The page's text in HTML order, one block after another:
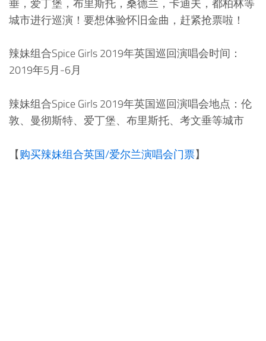
城市进行巡演！要想体验怀旧金曲，赶紧抢票啦！
辣妹组合Spice Girls 2019年英国巡回演唱会时间：
2019年5月-6月
辣妹组合Spice Girls 2019年英国巡回演唱会地点：伦
敦、曼彻斯特、爱丁堡、布里斯托、考文垂等城市
【购买辣妹组合英国/爱尔兰演唱会门票】